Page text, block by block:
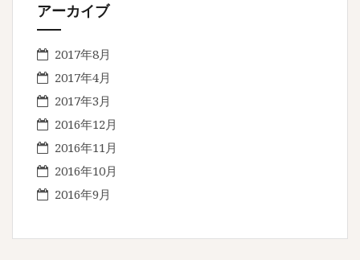
アーカイブ
2017年8月
2017年4月
2017年3月
2016年12月
2016年11月
2016年10月
2016年9月